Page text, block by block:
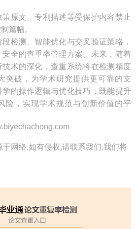
原文、专利描述等受保护内容禁止
篇幅。
检测、智能优化与交叉验证策略，
全的查重率管理方案。未来，随着
术的深化，查重系统将在检测精度
突破，为学术研究提供更可靠的支
的操作逻辑与优化技巧，既能提升
险，实现学术规范与创新价值的平
网络,如有侵权,请联系我们,我们将